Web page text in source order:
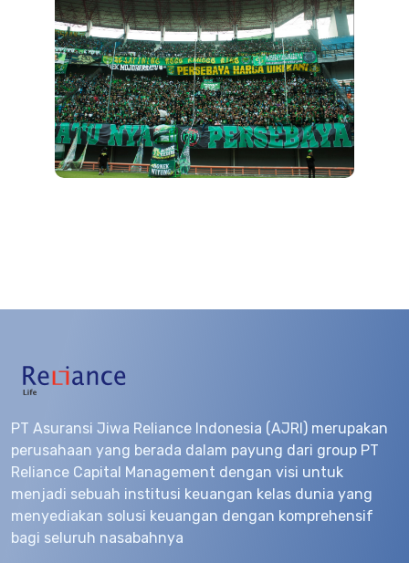
PT Asuransi Jiwa Reliance Indonesia (AJRI) merupakan
perusahaan yang berada dalam payung dari group PT
Reliance Capital Management dengan visi untuk
menjadi sebuah institusi keuangan kelas dunia yang
menyediakan solusi keuangan dengan komprehensif
bagi seluruh nasabahnya